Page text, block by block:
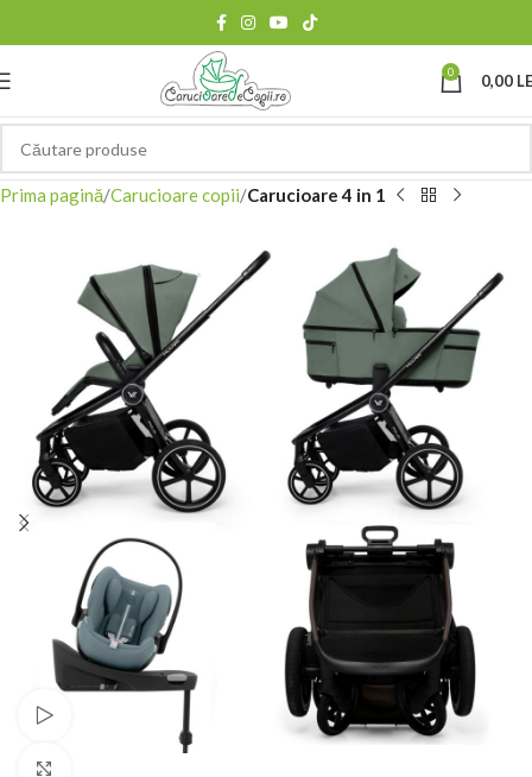
0 0,00
Prima pagină Carucioare copii Carucioare 4 in 1
Urmărește videoclipul